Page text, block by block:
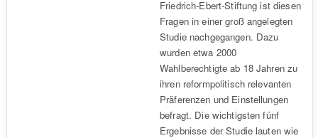
Friedrich-Ebert-Stiftung ist diesen
Fragen in einer groß angelegten
Studie nachgegangen. Dazu
wurden etwa 2000
Wahlberechtigte ab 18 Jahren zu
ihren reformpolitisch relevanten
Präferenzen und Einstellungen
befragt. Die wichtigsten fünf
Ergebnisse der Studie lauten wie